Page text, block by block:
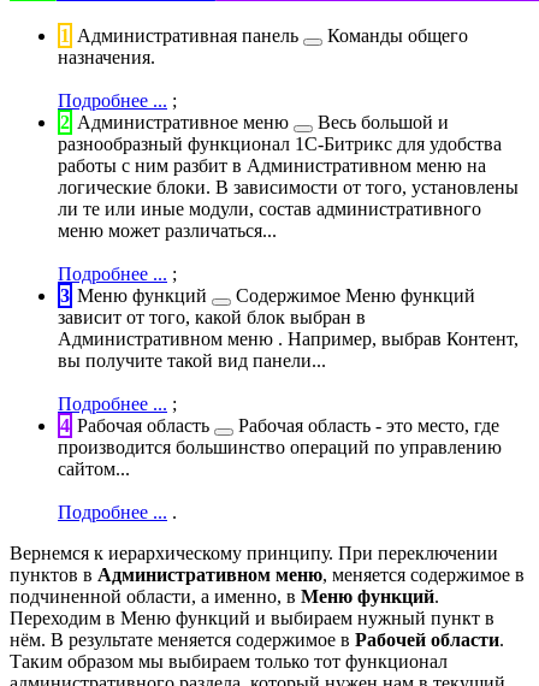
1 Административная панель
Команды общего
назначения.
Подробнее ... ;
2 Административное меню
Весь большой и
разнообразный функционал 1С-Битрикс для удобства
работы с ним разбит в Административном меню на
логические блоки. В зависимости от того, установлены
ли те или иные модули, состав административного
меню может различаться...
Подробнее ... ;
3 Меню функций
Содержимое Меню функций
зависит от того, какой блок выбран в
Административном меню . Например, выбрав Контент,
вы получите такой вид панели...
Подробнее ... ;
4 Рабочая область
Рабочая область - это место, где
производится большинство операций по управлению
сайтом...
Подробнее ... .
Вернемся к иерархическому принципу. При переключении
пунктов в Административном меню, меняется содержимое в
подчиненной области, а именно, в Меню функций.
Переходим в Меню функций и выбираем нужный пункт в
нём. В результате меняется содержимое в Рабочей области.
Таким образом мы выбираем только тот функционал